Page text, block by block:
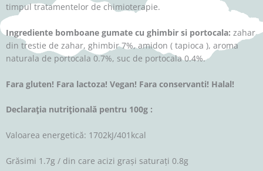
timpul tratamentelor de chimioterapie.
Ingrediente bomboane gumate cu ghimbir si portocala: zahar
din trestie de zahar, ghimbir 7%, amidon ( tapioca ), aroma
naturala de portocala 0.7%, suc de portocala 0.4%.
Fara gluten! Fara lactoza! Vegan! Fara conservanti! Halal!
Declaraţia nutriţională pentru 100g :
Valoarea energetică: 1702kJ/401kcal
Grăsimi 1.7g / din care acizi grași saturați 0.8g